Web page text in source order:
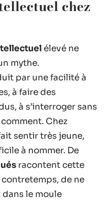
chez
élevé ne
mythe.
par une facilité à
à faire des
à s’interroger sans
Chez
sentir très jeune,
à nommer. De
racontent cette
de ne
le moule